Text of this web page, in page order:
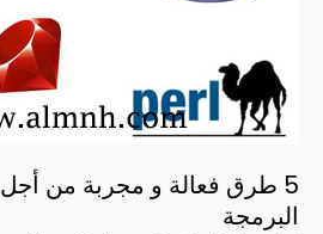
5 طرق فعالة و مجربة من أجل
البرمجة
البرمجة